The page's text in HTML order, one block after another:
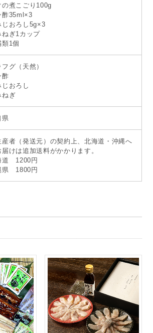
の煮こごり100g
酢35ml×3
じおろし5g×3
ねぎ1カップ
類1個
フグ（天然）
酢
じおろし
ねぎ
県
者（発送元）の契約上、北海道・沖縄へ
届けは追加送料がかかります。
道 1200円
県 1800円